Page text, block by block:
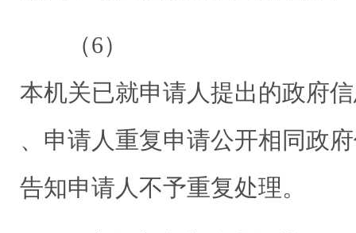
（6）
本机关已就申请人提出的政府
、申请人重复申请公开相同政
告知申请人不予重复处理。